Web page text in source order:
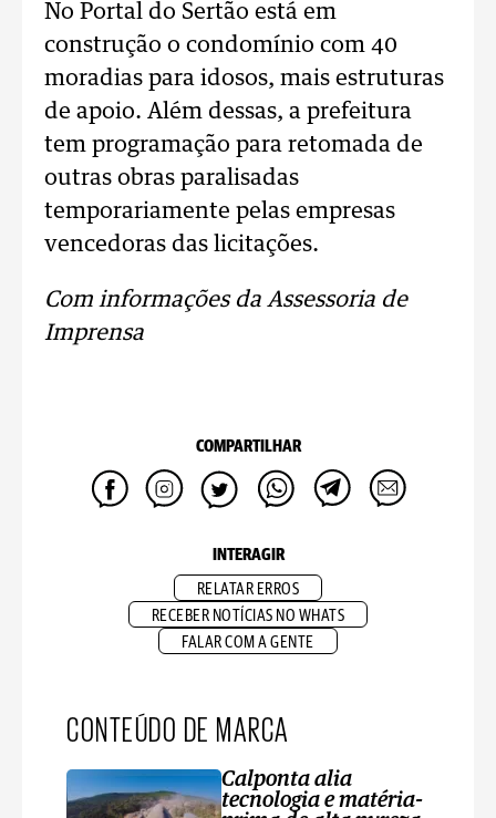
No Portal do Sertão está em
construção o condomínio com 40
moradias para idosos, mais estruturas
de apoio. Além dessas, a prefeitura
tem programação para retomada de
outras obras paralisadas
temporariamente pelas empresas
vencedoras das licitações.
Com informações da Assessoria de
Imprensa
COMPARTILHAR
INTERAGIR
RELATAR ERROS
RECEBER NOTÍCIAS NO WHATS
FALAR COM A GENTE
CONTEÚDO DE MARCA
Calponta alia
tecnologia e matéria-